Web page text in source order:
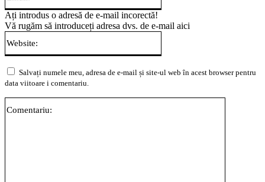
Ați introdus o adresă de e-mail incorectă!
Vă rugăm să introduceți adresa dvs. de e-mail aici
Salvați numele meu, adresa de e-mail și site-ul web în acest browser pentru
data viitoare i comentariu.